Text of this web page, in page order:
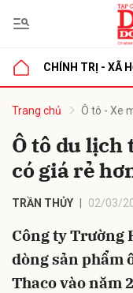
CHÍNH TRỊ - XÃ
Trang chủ Ô tô - Xe
Ô tô du lịch
có giá rẻ
TRẦN THỦY 02/03/
Công ty Trường
dòng sản phẩm
Thaco vào năm
luận